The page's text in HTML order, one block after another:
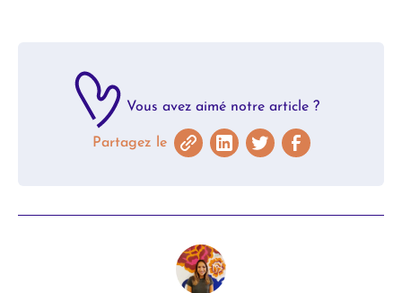
Vous avez aimé notre article ?
Partagez le